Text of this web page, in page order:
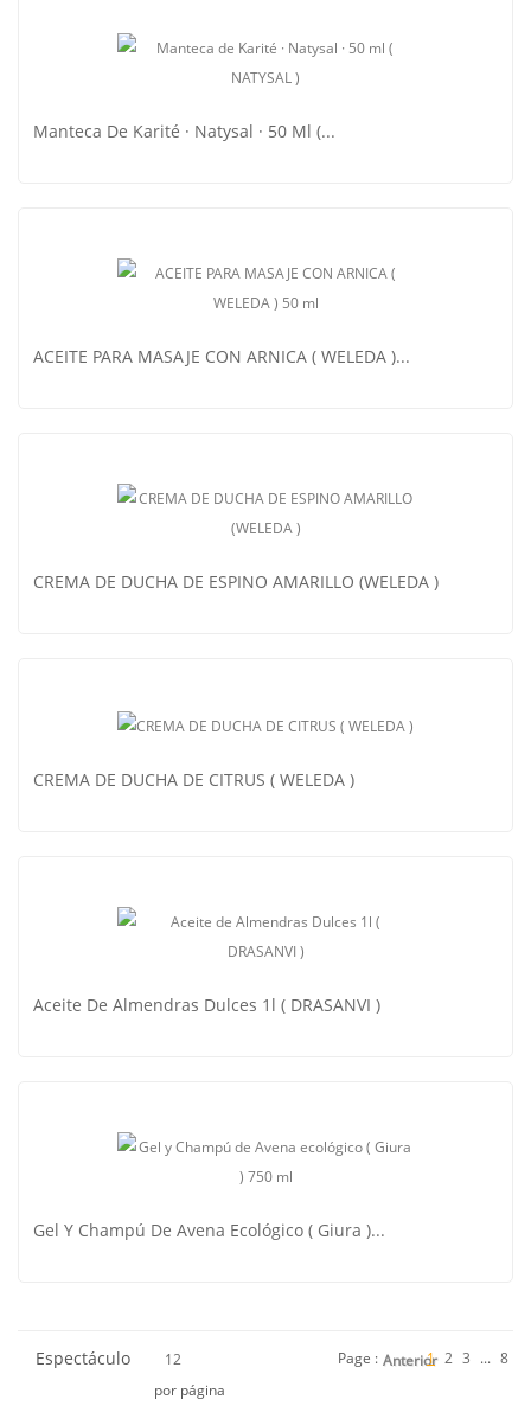
Manteca De Karité · Natysal · 50 Ml (...
ACEITE PARA MASAJE CON ARNICA ( WELEDA )...
CREMA DE DUCHA DE ESPINO AMARILLO (WELEDA )
CREMA DE DUCHA DE ESPINO AMARILLO (WELEDA )
CREMA DE DUCHA DE CITRUS ( WELEDA )
CREMA DE DUCHA DE CITRUS ( WELEDA )
Aceite De Almendras Dulces 1l ( DRASANVI )
Gel Y Champú De Avena Ecológico ( Giura )...
Espectáculo
12
por página
Page : Anterior
1 2 3 ... 8